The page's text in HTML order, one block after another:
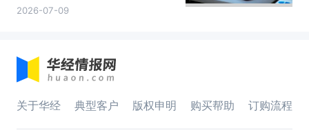
出口额为14365.71万美元，进口额
2026-07-09
关于华经 典型客户 版权申明 购买帮助 订购流程